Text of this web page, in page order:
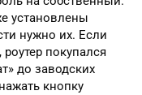
установлены
нужно их. Если
покупался
до заводских
кнопку